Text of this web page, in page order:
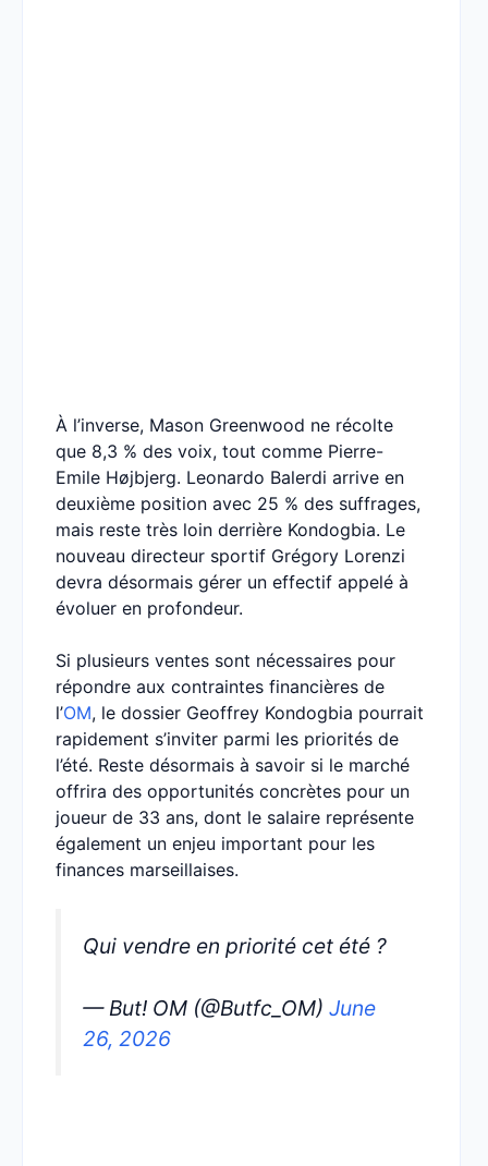
À l’inverse, Mason Greenwood ne récolte
que 8,3 % des voix, tout comme Pierre-
Emile Højbjerg. Leonardo Balerdi arrive en
deuxième position avec 25 % des suffrages,
mais reste très loin derrière Kondogbia. Le
nouveau directeur sportif Grégory Lorenzi
devra désormais gérer un effectif appelé à
évoluer en profondeur.
Si plusieurs ventes sont nécessaires pour
répondre aux contraintes financières de
l’OM, le dossier Geoffrey Kondogbia pourrait
rapidement s’inviter parmi les priorités de
l’été. Reste désormais à savoir si le marché
offrira des opportunités concrètes pour un
joueur de 33 ans, dont le salaire représente
également un enjeu important pour les
finances marseillaises.
Qui vendre en priorité cet été ?
— But! OM (@Butfc_OM) June
26, 2026